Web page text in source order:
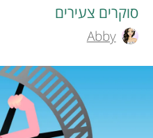
e
r
s
t
h
o
סוקרים צעירים
Abby